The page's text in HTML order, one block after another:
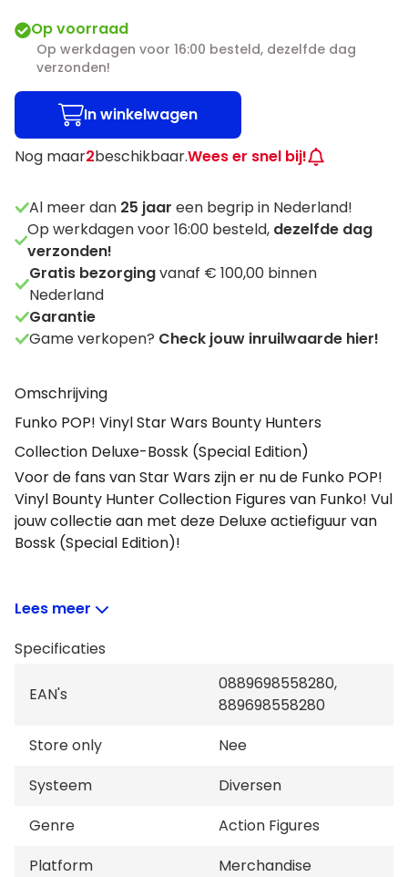
Op voorraad
Op werkdagen voor 16:00 besteld, dezelfde dag
verzonden!
In winkelwagen
Nog maar2beschikbaar.Wees er snel bij!
Al meer dan 25 jaar een begrip in Nederland!
Op werkdagen voor 16:00 besteld, dezelfde dag
verzonden!
Gratis bezorgingvanaf € 100,00 binnen
Nederland
Garantie
Game verkopen? Check jouw inruilwaarde hier!
Omschrijving
Funko POP! Vinyl Star Wars Bounty Hunters
Collection Deluxe-Bossk (Special Edition)
Voor de fans van Star Wars zijn er nu de Funko POP!
Vinyl Bounty Hunter Collection Figures van Funko! Vul
jouw collectie aan met deze Deluxe actiefiguur van
Bossk (Special Edition)!
Materiaal: Vinyl
Ontwerp: Bossk (Special Edition)
Deluxe
Lees meer
Specificaties
EAN's
0889698558280,
889698558280
Store only
Nee
Systeem
Diversen
Genre
Action Figures
Platform
Merchandise